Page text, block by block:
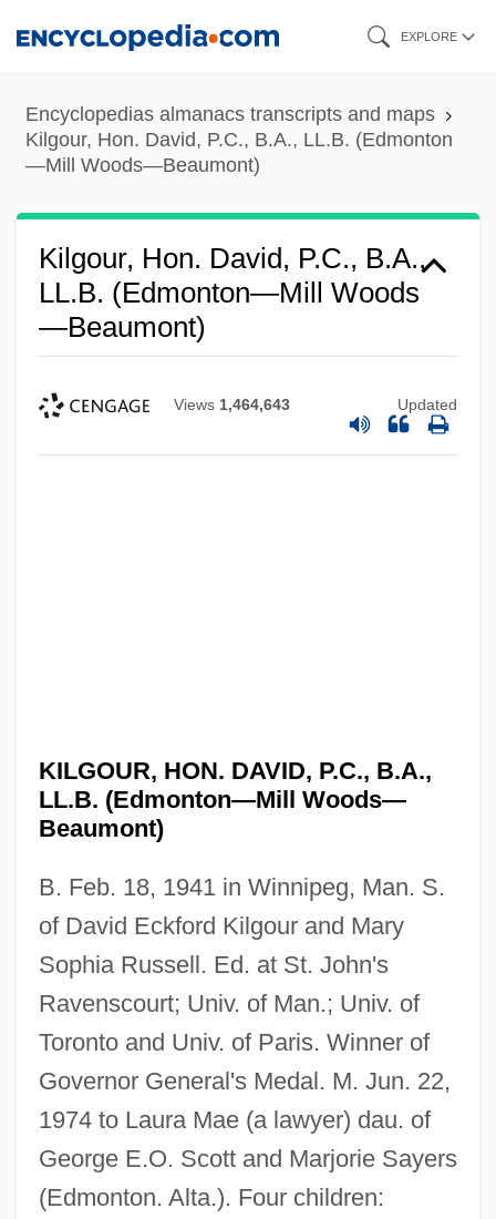
content
EXPLORE
Encyclopedias almanacs transcripts and maps
Kilgour, Hon. David, P.C., B.A., LL.B. (Edmonton
—Mill Woods—Beaumont)
Kilgour, Hon. David, P.C., B.A.,
LL.B. (Edmonton—Mill Woods
—Beaumont)
Views 1,464,643 Updated
KILGOUR, HON. DAVID, P.C., B.A.,
LL.B. (Edmonton—Mill Woods—
Beaumont)
B. Feb. 18, 1941 in Winnipeg, Man. S.
of David Eckford Kilgour and Mary
Sophia Russell. Ed. at St. John's
Ravenscourt; Univ. of Man.; Univ. of
Toronto and Univ. of Paris. Winner of
Governor General's Medal. M. Jun. 22,
1974 to Laura Mae (a lawyer) dau. of
George E.O. Scott and Marjorie Sayers
(Edmonton. Alta.). Four children: